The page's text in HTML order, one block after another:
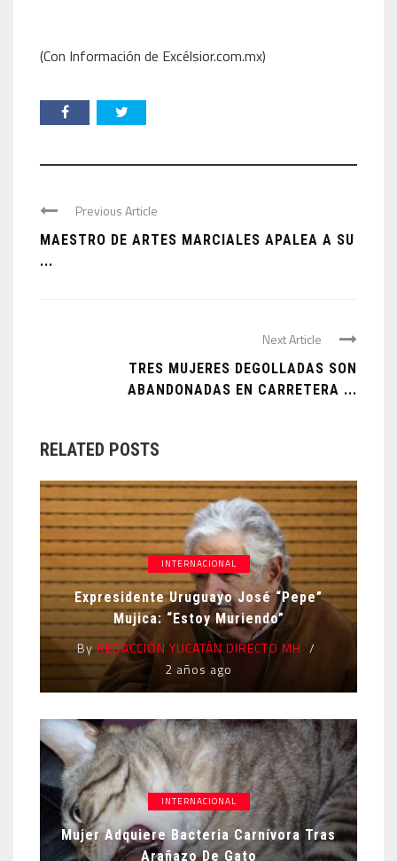
(Con Información de Excélsior.com.mx)
Previous Article
MAESTRO DE ARTES MARCIALES APALEA A SU
...
Next Article
TRES MUJERES DEGOLLADAS SON
ABANDONADAS EN CARRETERA ...
RELATED POSTS
INTERNACIONAL
Expresidente Uruguayo José “Pepe”
Mujica: “Estoy Muriendo”
ByREDACCIÓN YUCATÁN DIRECTO MH
2 años ago
INTERNACIONAL
Mujer Adquiere Bacteria Carnívora Tras
Arañazo De Gato